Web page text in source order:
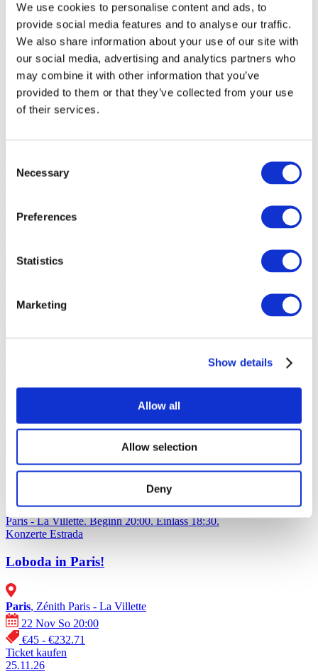
We use cookies to personalise content and ads, to
provide social media features and to analyse our traffic.
We also share information about your use of our site with
our social media, advertising and analytics partners who
may combine it with other information that you’ve
provided to them or that they’ve collected from your use
of their services.
Selection
Necessary
Preferences
Statistics
Marketing
Show details
Allow all
Allow selection
Deny
Gesamttickets:100EUR
Abendkasse: 100EUR
Gesamtkosten:
10:00
Ähnliche Veranstaltungen
im Palacio Vistalegre. Beginn 20:00. Einlass 18:30.
Konzerte Musik
22 Okt Do 20:00
€35 - €117.27
Ticket kaufen
Synthony in Mailand!
Mailand
€39
Loboda in Paris! Loboda in Paris 22. November 2026 im Zénith
Paris - La Villette. Beginn 20:00. Einlass 18:30.
Konzerte Estrada
Loboda in Paris!
Paris, Zénith Paris - La Villette
22 Nov So 20:00
€45 - €232.71
Ticket kaufen
25.11.26